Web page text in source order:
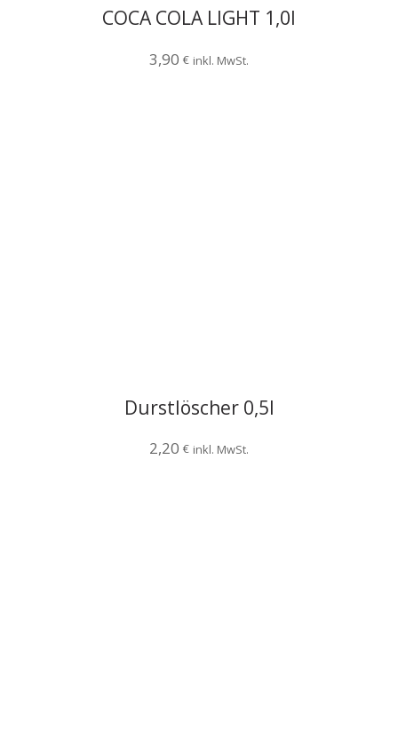
COCA COLA LIGHT 1,0l
3,90 € inkl. MwSt.
Durstlöscher 0,5l
2,20 € inkl. MwSt.